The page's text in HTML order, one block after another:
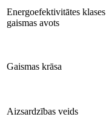
Energoefektivitātes klases
gaismas avots
Gaismas krāsa
Aizsardzības veids